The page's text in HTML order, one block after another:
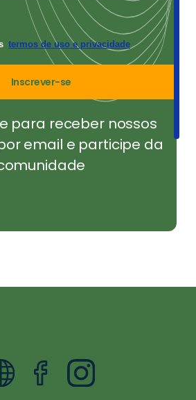
termos de uso e privacidade
Inscrever-se
para receber nossos
email e participe da